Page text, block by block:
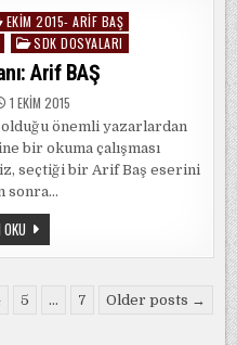
EKIM 2015- ARIF BAŞ
SDK DOSYALARI
Arif BAŞ
1 EKIM 2015
önemli yazarlardan
bir okuma çalışması
seçtiği bir Arif Baş eserini
sonra…
BIR
GÖNÜL
İNSANI:
5 … 7 Older posts →